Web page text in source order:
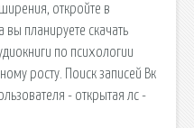
откройте в
вы планируете скачать
по психологии
росту. Поиск записей Вк
- открытая лс -